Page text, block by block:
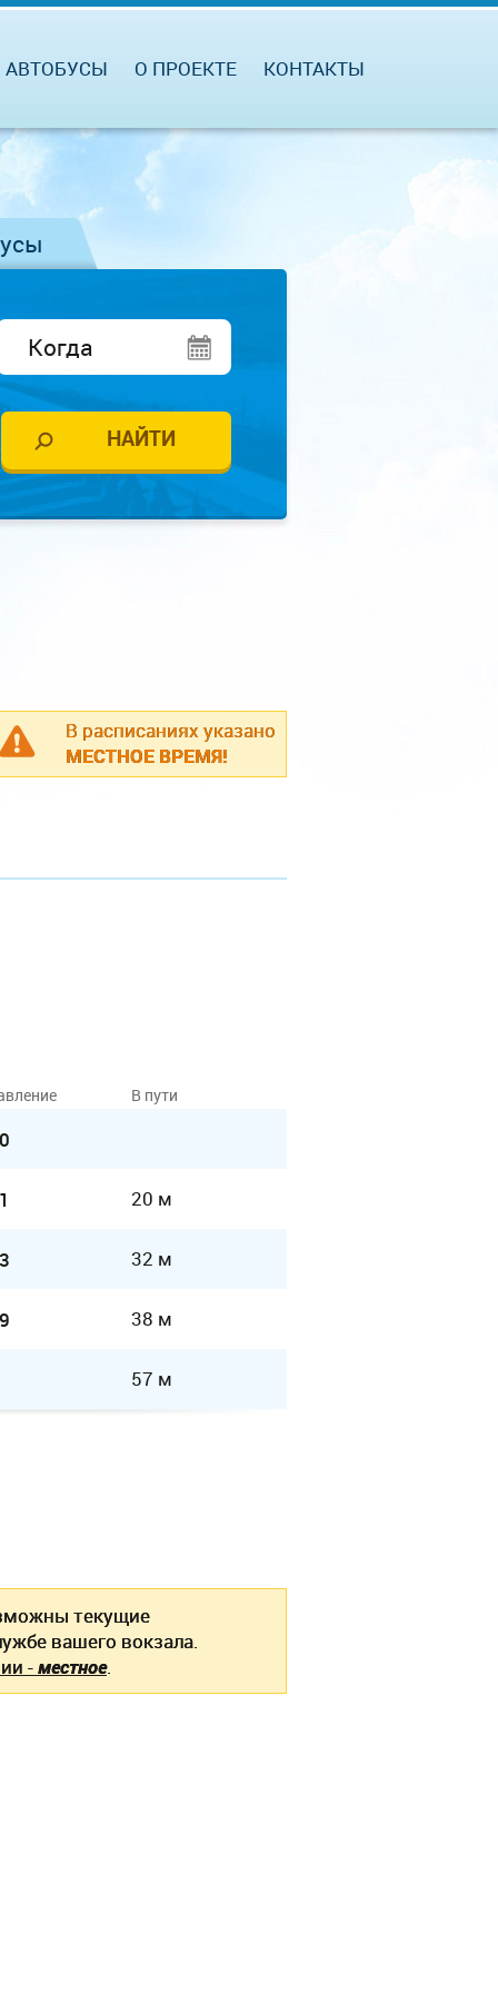
АВТОБУСЫ О ПРОЕКТЕ КОНТАКТЫ
В расписаниях указано
МЕСТНОЕ ВРЕМЯ!
В пути
20 м
32 м
38 м
57 м
текущие
вашего вокзала.
-местное.